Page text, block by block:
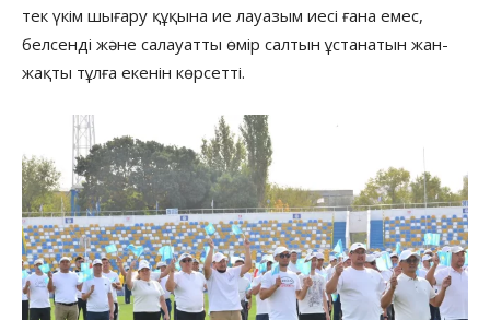
тек үкім шығару құқына ие лауазым иесі ғана емес,
белсенді және салауатты өмір салтын ұстанатын жан-
жақты тұлға екенін көрсетті.